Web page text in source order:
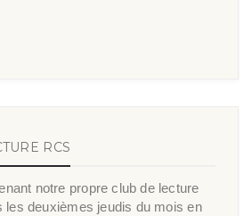
RCS
notre propre club de lecture
les deuxièmes jeudis du mois en